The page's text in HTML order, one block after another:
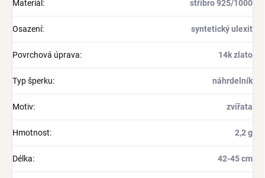
Materiál : stříbro 925/1000
Osazení: syntetický ulexit
Povrchová úprava: 14k zlato
Typ šperku: náhrdelník
Motiv: zvířata
Hmotnost: 2,2 g
Délka: 42-45 cm